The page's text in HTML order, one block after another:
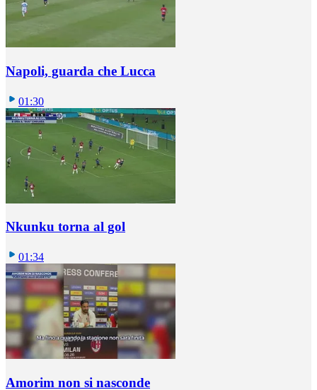
Napoli, guarda che Lucca
01:30
Nkunku torna al gol
01:34
Amorim non si nasconde